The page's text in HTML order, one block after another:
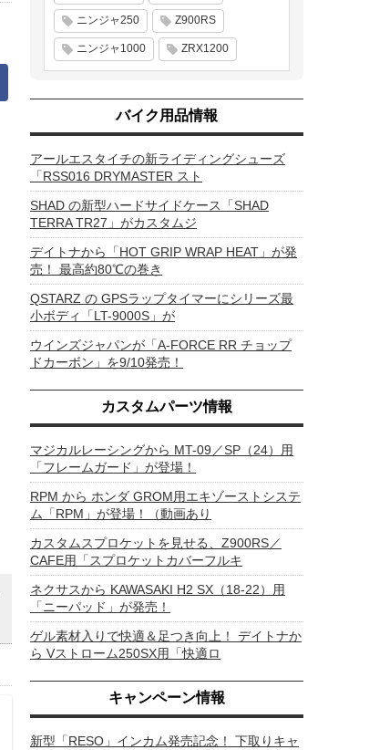
ニンジャ250 Z900RS
ニンジャ1000 ZRX1200
バイク用品情報
アールエスタイチの新ライディングシューズ
「RSS016 DRYMASTER スト
SHAD の新型ハードサイドケース「SHAD
TERRA TR27」がカスタムジ
デイトナから「HOT GRIP WRAP HEAT」が発
売！ 最高約80℃の巻き
QSTARZ の GPSラップタイマーにシリーズ最
小ボディ「LT-9000S」が
ウインズジャパンが「A-FORCE RR チョップ
ドカーボン」を9/10発売！
カスタムパーツ情報
マジカルレーシングから MT-09／SP（24）用
「フレームガード」が登場！
RPM から ホンダ GROM用エキゾーストシステ
ム「RPM」が登場！（動画あり
カスタムスプロケットを見せる、Z900RS／
CAFE用「スプロケットカバーフルキ
ネクサスから KAWASAKI H2 SX（18-22）用
「ニーパッド」が発売！
ゲル素材入りで快適＆足つき向上！ デイトナか
ら Vストローム250SX用「快適ロ
キャンペーン情報
新型「RESO」インカム発売記念！ 下取りキャ